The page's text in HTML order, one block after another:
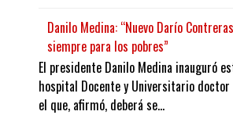
Danilo Medina: “Nuevo Darío
siempre para los pobres”
El presidente Danilo Medina inauguró
hospital Docente y Universitario
el que, afirmó, deberá se...